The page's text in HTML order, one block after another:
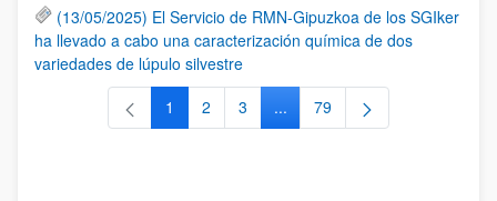
(13/05/2025) El Servicio de RMN-Gipuzkoa de los SGIker
ha llevado a cabo una caracterización química de dos
variedades de lúpulo silvestre
Página
1 Página
2 Página
3 ...Páginas intermedias Use TAB
Página
79